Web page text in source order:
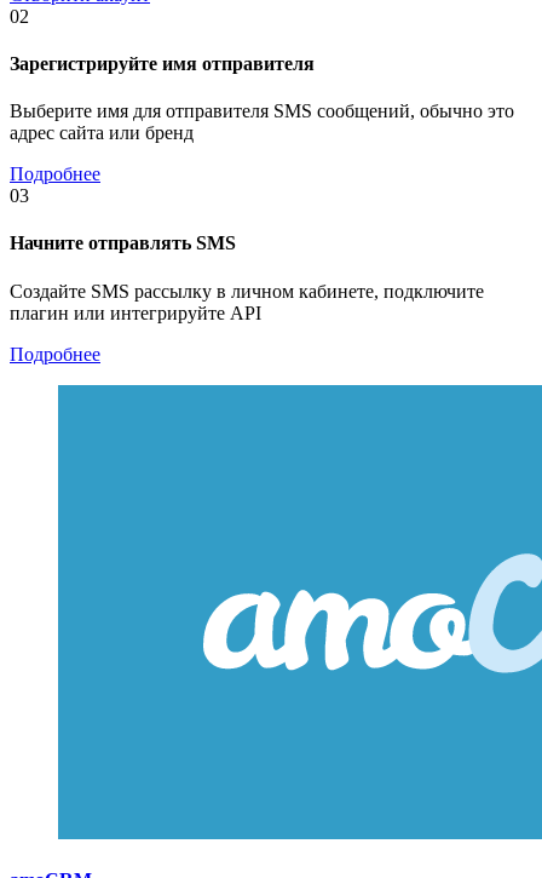
02
Зарегистрируйте имя отправителя
Выберите имя для отправителя SMS сообщений, обычно это
адрес сайта или бренд
Подробнее
03
Начните отправлять SMS
Создайте SMS рассылку в личном кабинете, подключите
плагин или интегрируйте API
Подробнее